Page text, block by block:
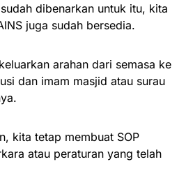
dibenarkan untuk itu, kita
juga sudah bersedia.
arahan dari semasa ke
dan imam masjid atau surau
kita tetap membuat SOP
atau peraturan yang telah